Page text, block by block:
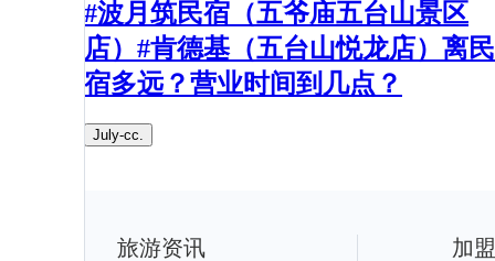
#波月筑民宿（五爷庙五台山景区
店）#肯德基（五台山悦龙店）离民
宿多远？营业时间到几点？​
July-cc.
旅游资讯 加